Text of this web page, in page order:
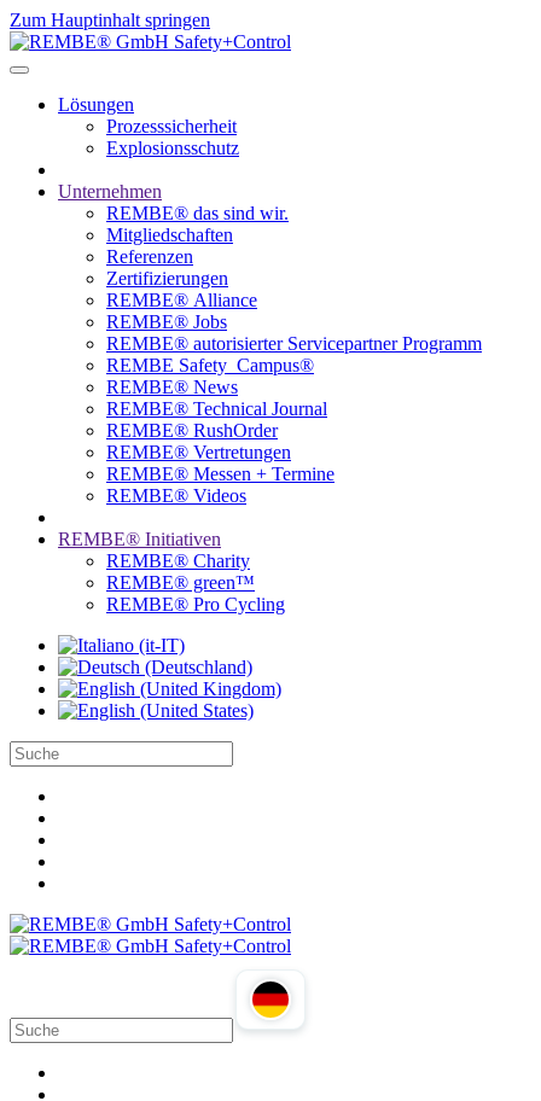
Zum Hauptinhalt springen
Lösungen
Prozesssicherheit
Explosionsschutz
Unternehmen
REMBE® das sind wir.
Mitgliedschaften
Referenzen
Zertifizierungen
REMBE® Alliance
REMBE® Jobs
REMBE® autorisierter­­ Servicepartner Programm
REMBE Safety_Campus®
REMBE® News
REMBE® Technical Journal
REMBE® RushOrder
REMBE® Vertretungen
REMBE® Messen + Termine
REMBE® Videos
REMBE® Initiativen
REMBE® Charity
REMBE® green™
REMBE® Pro Cycling